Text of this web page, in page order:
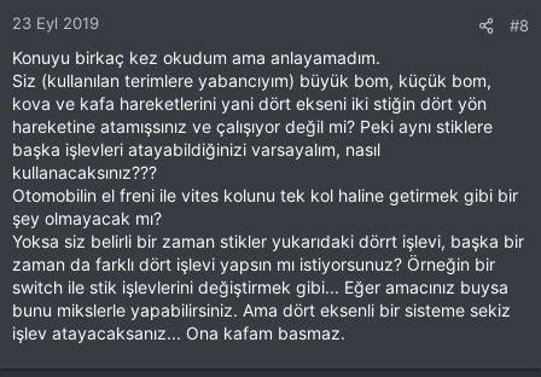
23 Eyl 2019 #8
Konuyu birkaç kez okudum ama anlayamadım.
Siz (kullanılan terimlere yabancıyım) büyük bom, küçük bom,
kova ve kafa hareketlerini yani dört ekseni iki stiğin dört yön
hareketine atamışsınız ve çalışıyor değil mi? Peki aynı stiklere
başka işlevleri atayabildiğinizi varsayalım, nasıl
kullanacaksınız???
Otomobilin el freni ile vites kolunu tek kol haline getirmek gibi bir
şey olmayacak mı?
Yoksa siz belirli bir zaman stikler yukarıdaki dörrt işlevi, başka bir
zaman da farklı dört işlevi yapsın mı istiyorsunuz? Örneğin bir
switch ile stik işlevlerini değiştirmek gibi... Eğer amacınız buysa
bunu mikslerle yapabilirsiniz. Ama dört eksenli bir sisteme sekiz
işlev atayacaksanız... Ona kafam basmaz.